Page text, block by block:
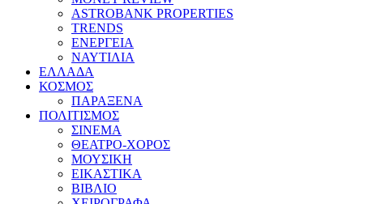
ASTROBANK PROPERTIES
TRENDS
ΕΝΕΡΓΕΙΑ
ΝΑΥΤΙΛΙΑ
ΕΛΛΑΔΑ
ΚΟΣΜΟΣ
ΠΑΡΑΞΕΝΑ
ΠΟΛΙΤΙΣΜΟΣ
ΣΙΝΕΜΑ
ΘΕΑΤΡΟ-ΧΟΡΟΣ
ΜΟΥΣΙΚΗ
ΕΙΚΑΣΤΙΚΑ
ΒΙΒΛΙΟ